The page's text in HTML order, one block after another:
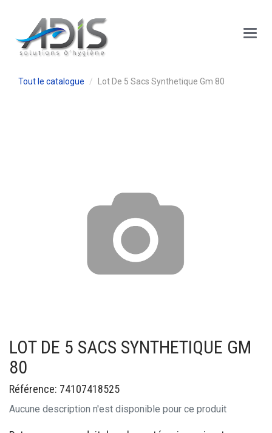
Main
Menu
Tout le catalogue Lot De 5 Sacs Synthetique Gm 80
LOT DE 5 SACS SYNTHETIQUE GM
80
Référence: 74107418525
Aucune description n'est disponible pour ce produit